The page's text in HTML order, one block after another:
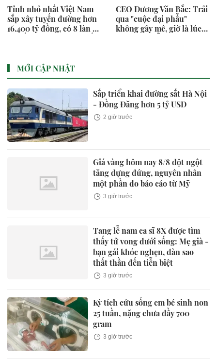
Tỉnh nhỏ nhất Việt Nam
sắp xây tuyến đường hơn
16.400 tỷ đồng, có 8 làn xe
CEO Dương Văn Bắc: Trải
qua "cuộc đại phẫu"
không gây mê, giờ là lúc
MỚI CẬP NHẬT
Sắp triển khai đường sắt Hà Nội
- Đồng Đăng hơn 5 tỷ USD
2 giờ trước
Giá vàng hôm nay 8/8 đột ngột
tăng dựng đứng, nguyên nhân
một phần do báo cáo từ Mỹ
3 giờ trước
Tang lễ nam ca sĩ 8X được tìm
thấy tử vong dưới sống: Mẹ già -
bạn gái khóc nghẹn, dàn sao
thất thần đến tiễn biệt
3 giờ trước
Kỳ tích cứu sống em bé sinh non
25 tuần, nặng chưa đầy 700
gram
3 giờ trước